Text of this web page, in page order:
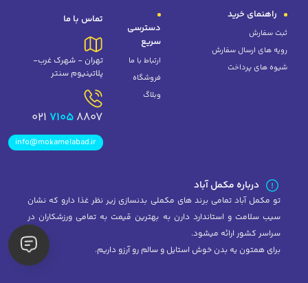
راهنمای خرید
ثبت سفارش
رویه های ارسال سفارش
شیوه های پرداخت
دسترسی
سریع
ارتباط با ما
فروشگاه
وبلاگ
تماس با ما
تهران - شهرک غرب-
پلاتینیوم سنتر
71058807 021
info@mokamelabad.ir
درباره مکمل آباد
تو مکمل آباد تمامی برند های مکملی بدنسازی زیر نظر غذا دارو که نشان
سیب سلامت و استاندارد دارن به بهترین قیمت به تمامی ورزشکاران در
سراسر کشور ارائه میشود.
برای همتون یه بدن خوش استایل و سالم رو آرزو داریم.